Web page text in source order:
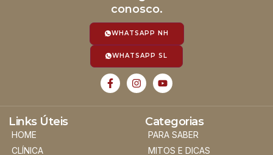
conosco.
WHATSAPP NH
WHATSAPP SL
Links Úteis
HOME
CLÍNICA
Categorias
PARA SABER
MITOS E DICAS